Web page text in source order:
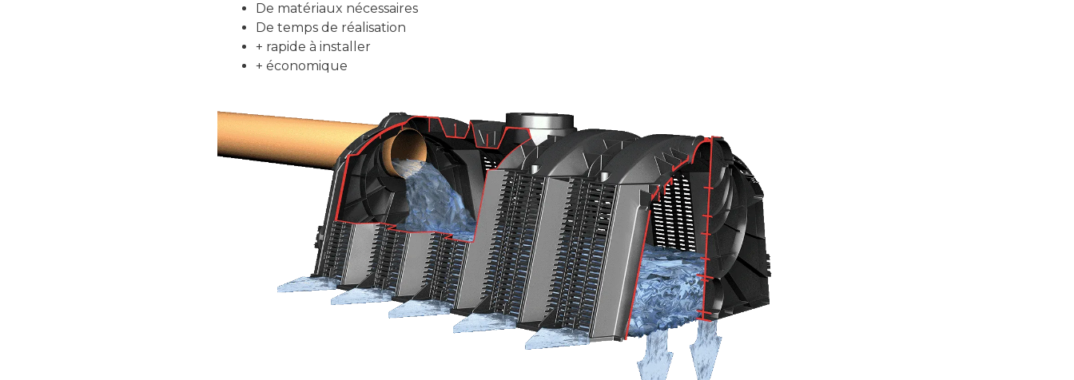
De matériaux nécessaires
De temps de réalisation
+ rapide à installer
+ économique